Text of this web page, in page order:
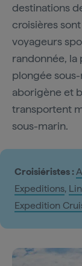
destinations
croisières
voyageurs
randonnée, la
plongée
aborigène et
transportent
sous-marin.
Croisiéristes :
Expeditions,
Expedition